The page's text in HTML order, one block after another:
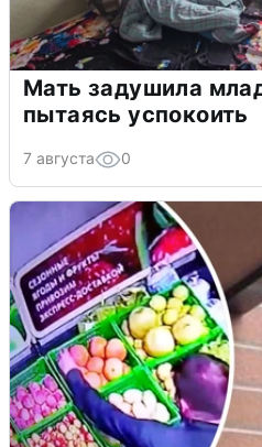
Мать задушила
пытаясь успокоить
7 августа 0